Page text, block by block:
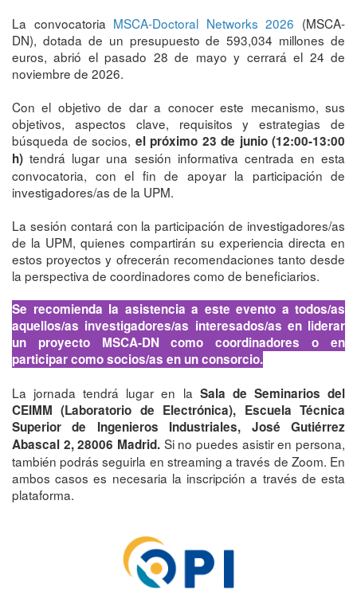
La convocatoria MSCA-Doctoral Networks 2026 (MSCA-
DN), dotada de un presupuesto de 593,034 millones de
euros, abrió el pasado 28 de mayo y cerrará el 24 de
noviembre de 2026.
Con el objetivo de dar a conocer este mecanismo, sus
objetivos, aspectos clave, requisitos y estrategias de
búsqueda de socios, el próximo 23 de junio (12:00-13:00
h)tendrá lugar una sesión informativa centrada en esta
convocatoria, con el fin de apoyar la participación de
investigadores/as de la UPM.
La sesión contará con la participación de investigadores/as
de la UPM, quienes compartirán su experiencia directa en
estos proyectos y ofrecerán recomendaciones tanto desde
la perspectiva de coordinadores como de beneficiarios.
Se recomienda la asistencia a este evento a todos/as
aquellos/as investigadores/as interesados/as en liderar
un proyecto MSCA-DN como coordinadores o en
participar como socios/as en un consorcio.
La jornada tendrá lugar en la Sala de Seminarios del
CEIMM (Laboratorio de Electrónica), Escuela Técnica
Superior de Ingenieros Industriales, José Gutiérrez
Abascal 2, 28006 Madrid. Si no puedes asistir en persona,
también podrás seguirla en streaming a través de Zoom. En
ambos casos es necesaria la inscripción a través de esta
plataforma.